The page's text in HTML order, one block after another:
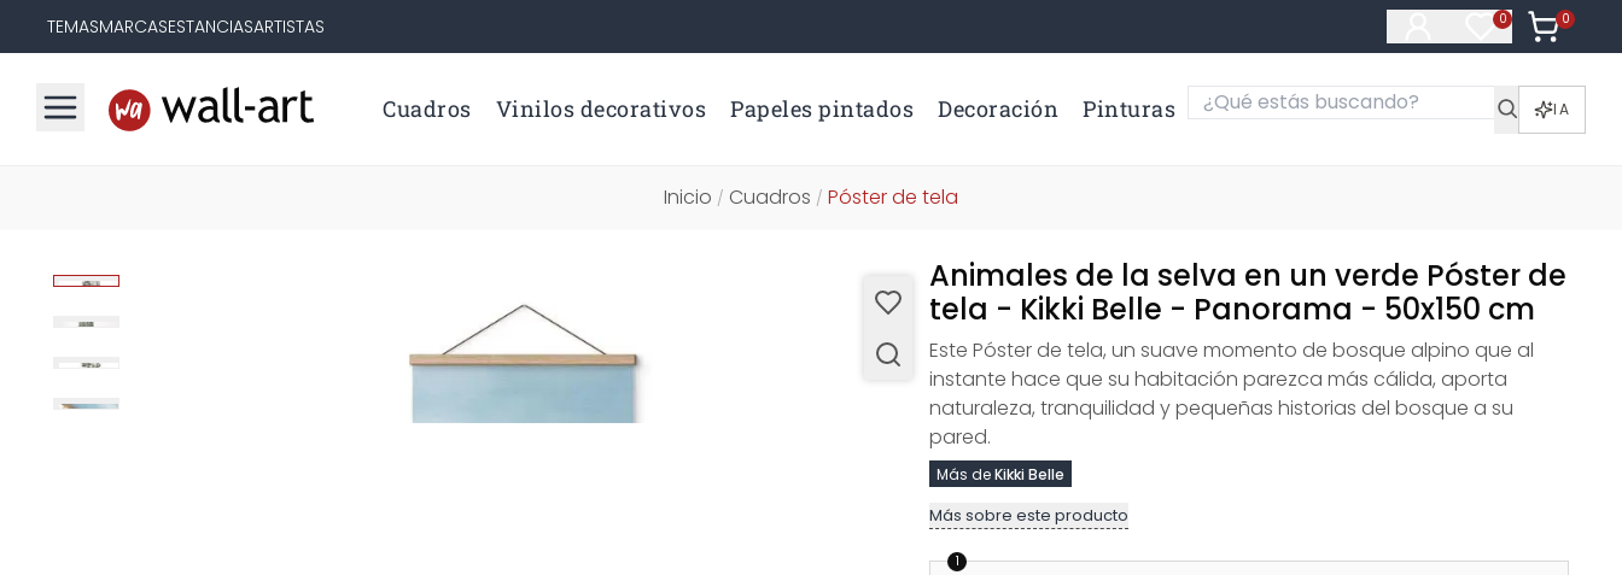
TEMASMARCASESTANCIASARTISTAS 0
Artículos en
0
Artículos
Cuadros Vinilos decorativos Papeles pintados Decoración Pinturas IA
Inicio / Cuadros / Póster de tela
Animales de la selva en un verde Póster de
tela - Kikki Belle - Panorama - 50x150 cm
Este Póster de tela, un suave momento de bosque alpino que al
instante hace que su habitación parezca más cálida, aporta
naturaleza, tranquilidad y pequeñas historias del bosque a su
pared.
Más deKikki Belle
Más sobre este producto
1